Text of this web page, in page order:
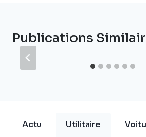
Publications
Actu Utilitaire